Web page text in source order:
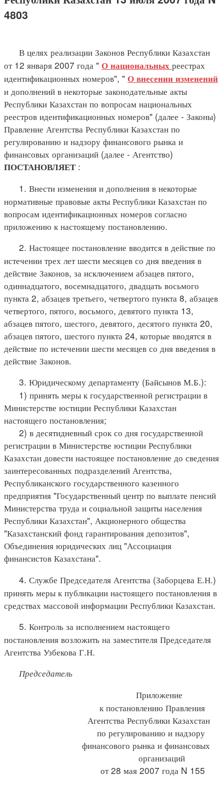
4803
В целях реализации Законов Республики Казахстан
от 12 января 2007 года " О национальных реестрах
идентификационных номеров", " О внесении изменений
и дополнений в некоторые законодательные акты
Республики Казахстан по вопросам национальных
реестров идентификационных номеров" (далее - Законы)
Правление Агентства Республики Казахстан по
регулированию и надзору финансового рынка и
финансовых организаций (далее - Агентство)
ПОСТАНОВЛЯЕТ :
1. Внести изменения и дополнения в некоторые
нормативные правовые акты Республики Казахстан по
вопросам идентификационных номеров согласно
приложению к настоящему постановлению.
2. Настоящее постановление вводится в действие по
истечении трех лет шести месяцев со дня введения в
действие Законов, за исключением абзацев пятого,
одиннадцатого, восемнадцатого, двадцать восьмого
пункта 2, абзацев третьего, четвертого пункта 8, абзацев
четвертого, пятого, восьмого, девятого пункта 13,
абзацев пятого, шестого, девятого, десятого пункта 20,
абзацев пятого, шестого пункта 24, которые вводятся в
действие по истечении шести месяцев со дня введения в
действие Законов.
3. Юридическому департаменту (Байсынов М.Б.):
1) принять меры к государственной регистрации в
Министерстве юстиции Республики Казахстан
настоящего постановления;
2) в десятидневный срок со дня государственной
регистрации в Министерстве юстиции Республики
Казахстан довести настоящее постановление до сведения
заинтересованных подразделений Агентства,
Республиканского государственного казенного
предприятия "Государственный центр по выплате пенсий
Министерства труда и социальной защиты населения
Республики Казахстан", Акционерного общества
"Казахстанский фонд гарантирования депозитов",
Объединения юридических лиц "Ассоциация
финансистов Казахстана".
4. Службе Председателя Агентства (Заборцева Е.Н.)
принять меры к публикации настоящего постановления в
средствах массовой информации Республики Казахстан.
5. Контроль за исполнением настоящего
постановления возложить на заместителя Председателя
Агентства Узбекова Г.Н.
Председатель
Приложение
к постановлению Правления
Агентства Республики Казахстан
по регулированию и надзору
финансового рынка и финансовых
организаций
от 28 мая 2007 года N 155